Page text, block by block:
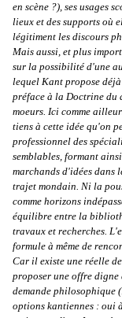
en scène ?), ses usages
lieux et des supports où
légitiment les discours
Mais aussi, et plus
sur la possibilité d'une
lequel Kant propose
préface à la Doctrine du
moeurs. Ici comme
tiens à cette idée qu'on
professionnel des
semblables, formant
marchands d'idées dans
trajet mondain. Ni la
comme horizons
équilibre entre la
travaux et recherches.
formule à même de
Car il existe une réelle
proposer une offre digne
demande philosophique
options kantiennes : oui